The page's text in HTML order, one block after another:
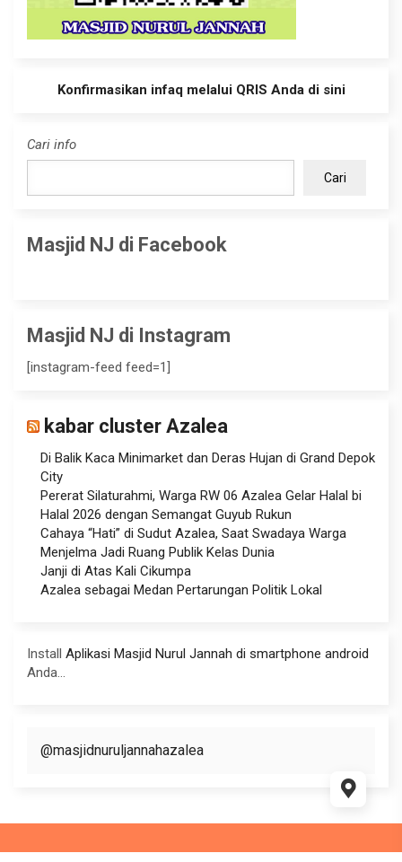
Konfirmasikan infaq melalui QRIS Anda di sini
Cari info
Cari
Masjid NJ di Facebook
Masjid NJ di Instagram
[instagram-feed feed=1]
kabar cluster Azalea
Di Balik Kaca Minimarket dan Deras Hujan di Grand Depok
City
Pererat Silaturahmi, Warga RW 06 Azalea Gelar Halal bi
Halal 2026 dengan Semangat Guyub Rukun
Cahaya “Hati” di Sudut Azalea, Saat Swadaya Warga
Menjelma Jadi Ruang Publik Kelas Dunia
Janji di Atas Kali Cikumpa
Azalea sebagai Medan Pertarungan Politik Lokal
Install Aplikasi Masjid Nurul Jannah di smartphone android
Anda...
@masjidnuruljannahazalea